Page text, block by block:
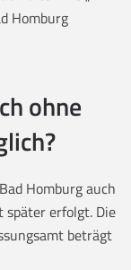
Homburg
ohne
Homburg auch
später erfolgt. Die
beträgt